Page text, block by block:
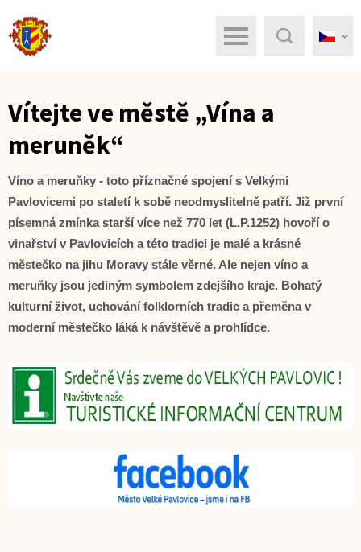
Menu
Vítejte ve městě „Vína a
meruněk“
Víno a meruňky - toto příznačné spojení s Velkými
Pavlovicemi po staletí k sobě neodmyslitelně patří. Již první
písemná zmínka starší více než 770 let (L.P.1252) hovoří o
vinařství v Pavlovicích a této tradici je malé a krásné
městečko na jihu Moravy stále věrné. Ale nejen víno a
meruňky jsou jediným symbolem zdejšího kraje. Bohatý
kulturní život, uchování folklorních tradic a přeměna v
moderní městečko láká k návštěvě a prohlídce.